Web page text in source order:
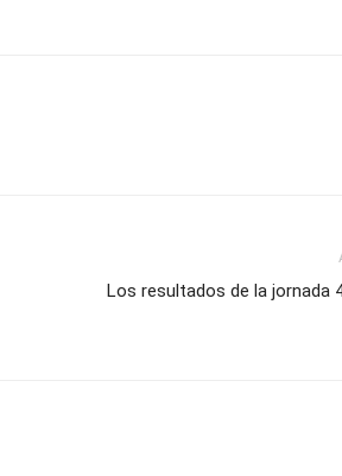
Los resultados de la jornada